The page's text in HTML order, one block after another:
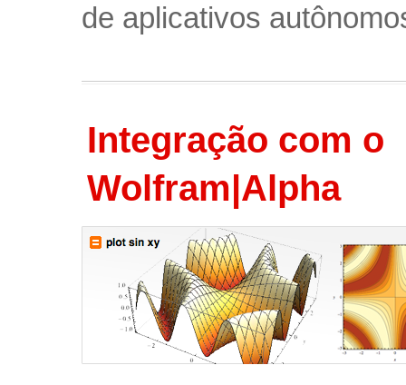
de aplicativos
Integração com o
Wolfram|Alpha